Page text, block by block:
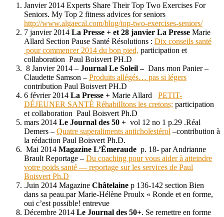
Janvier 2014 Experts Share Their Top Two Exercises For
Seniors. My Top 2 fitness advices for seniors
http://www.algaecal.com/blog/top-two-exercises-seniors/
7 janvier 2014 La Presse + et 28 janvier La Presse Marie
Allard Section Pause Santé Résolutions : Dix conseils santé
pour commencer 2014 du bon pied, participation et
collaboration Paul Boisvert PH.D
8 Janvier 2014 – Journal Le Soleil –Dans mon Panier –
Claudette Samson – Produits allégés… pas si légers
contribution Paul Boisvert PH.D
6 février 2014 La Presse + Marie Allard PETIT-
DÉJEUNER SANTÉ RéhabilItons les cretons; participation
et collaboration Paul Boisvert Ph.D
mars 2014 Le Journal des 50 + vol 12 no 1 p.29 .Réal
Demers – Quatre superaliments anticholestérol –contribution à
la rédaction Paul Boisvert Ph.D.
Mai 2014 Magazine L’Émeraude p. 18- par Andrianne
Brault Reportage – Du coaching pour vous aider à atteindre
votre poids santé –– reportage sur les services de Paul
Boisvert Ph.D
.Juin 2014 Magazine Châtelaine p 136-142 section Bien
dans sa peau.par Marie-Hélène Proulx « Ronde et en forme,
oui c’est possible! entrevue
Décembre 2014 Le Journal des 50+. Se remettre en forme